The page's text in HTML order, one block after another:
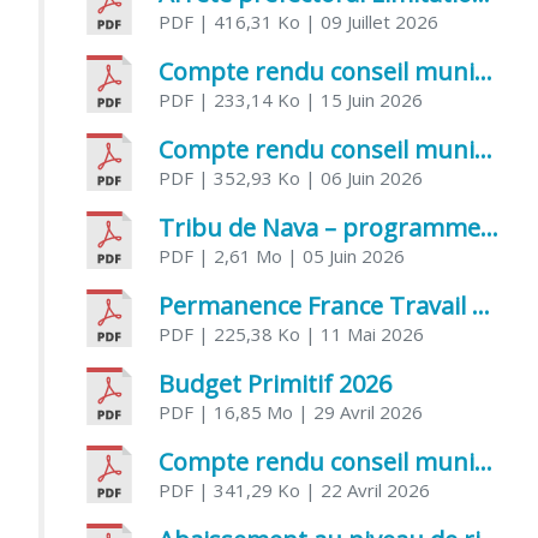
PDF | 416,31 Ko | 09 Juillet 2026
Compte rendu conseil municipal 5 juin 2026 sénatoriale
PDF | 233,14 Ko | 15 Juin 2026
Compte rendu conseil municipal – 21 avril 2026
PDF | 352,93 Ko | 06 Juin 2026
Tribu de Nava – programme et inscriptions été 2026
PDF | 2,61 Mo | 05 Juin 2026
Permanence France Travail au CCAS de Saujon Juin 2026
PDF | 225,38 Ko | 11 Mai 2026
Budget Primitif 2026
PDF | 16,85 Mo | 29 Avril 2026
Compte rendu conseil municipal – 7 avril 2026
PDF | 341,29 Ko | 22 Avril 2026